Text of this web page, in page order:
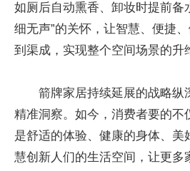
如厕后自动熏香、卸妆时提前备
细无声”的关怀，让智慧、便捷
到渠成，实现整个空间场景的升
箭牌家居持续延展的战略纵
精准洞察。如今，消费者要的不
是舒适的体验、健康的身体、美
慧创新人们的生活空间，让更多